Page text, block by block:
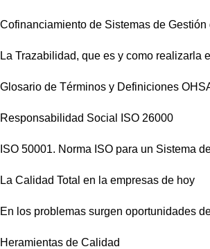
Cofinanciamiento de Sistemas de
La Trazabilidad, que es y como realizarla
Glosario de Términos y Definiciones
Responsabilidad Social ISO 26000
ISO 50001. Norma ISO para un Sistema
La Calidad Total en la empresas de hoy
En los problemas surgen oportunidades
Heramientas de Calidad